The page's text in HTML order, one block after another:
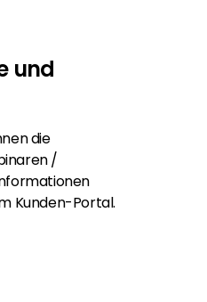
und
die
/
Kunden-Portal.